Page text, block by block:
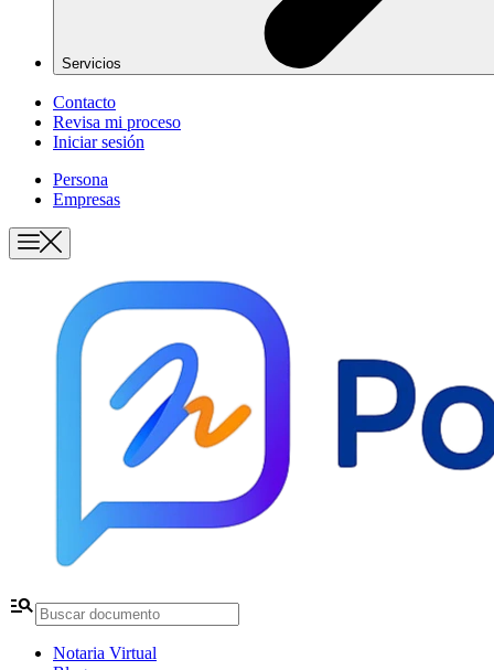
Servicios
Contacto
Revisa mi proceso
Iniciar sesión
Persona
Empresas
manage_search
Notaria Virtual